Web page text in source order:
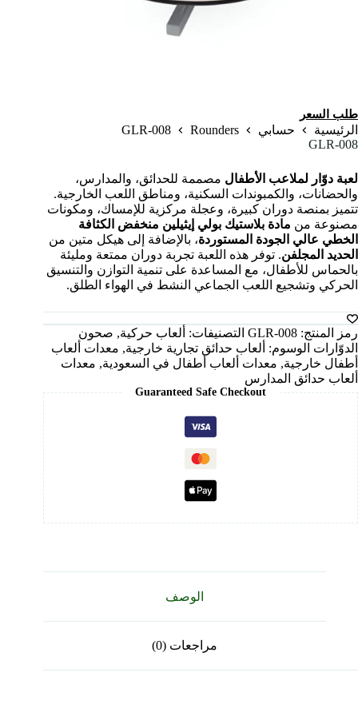
طلب السعر
الرئيسية حسابي Rounders
GLR-008
GLR-008
لعبة دوّار لملاعب الأطفال مصممة للحدائق، والمدارس،
والحضانات، والكمبوندات السكنية، ومناطق اللعب الخارجية.
تتميز بمنصة دوران كبيرة، وعجلة مركزية للإمساك، ومكونات
مصنوعة من مادة بلاستيك بولي إيثيلين منخفض الكثافة
الخطي عالي الجودة المستوردة، بالإضافة إلى هيكل متين من
الحديد المجلفن. توفر هذه اللعبة تجربة دوران ممتعة ومليئة
بالحماس للأطفال، مع المساعدة على تنمية التوازن والتنسيق
الحركي وتشجيع اللعب الجماعي النشط في الهواء الطلق.
رمز المنتج: GLR-008 التصنيفات: ألعاب حركية, صحون
الدوّارات الوسوم: ألعاب حدائق تجارية خارجية, معدات ألعاب
أطفال خارجية, معدات ألعاب أطفال في السعودية, معدات
ألعاب حدائق المدارس
Guaranteed Safe Checkout
الوصف
مراجعات (0)